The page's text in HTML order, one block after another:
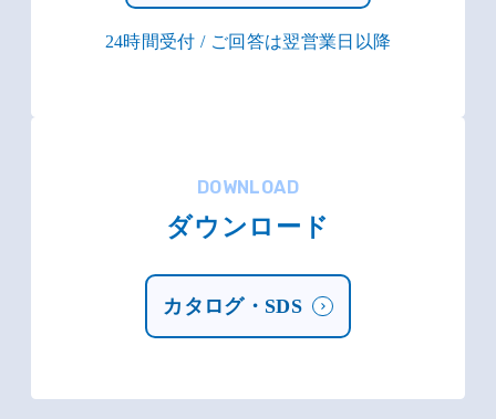
24時間受付 / ご回答は翌営業日以降
DOWNLOAD
ダウンロード
カタログ・SDS